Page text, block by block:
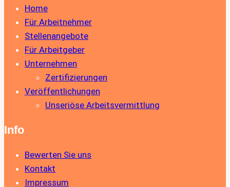
Home
Für Arbeitnehmer
Stellenangebote
Für Arbeitgeber
Unternehmen
Zertifizierungen
Veröffentlichungen
Unseriöse Arbeitsvermittlung
Info
Bewerten Sie uns
Kontakt
Impressum